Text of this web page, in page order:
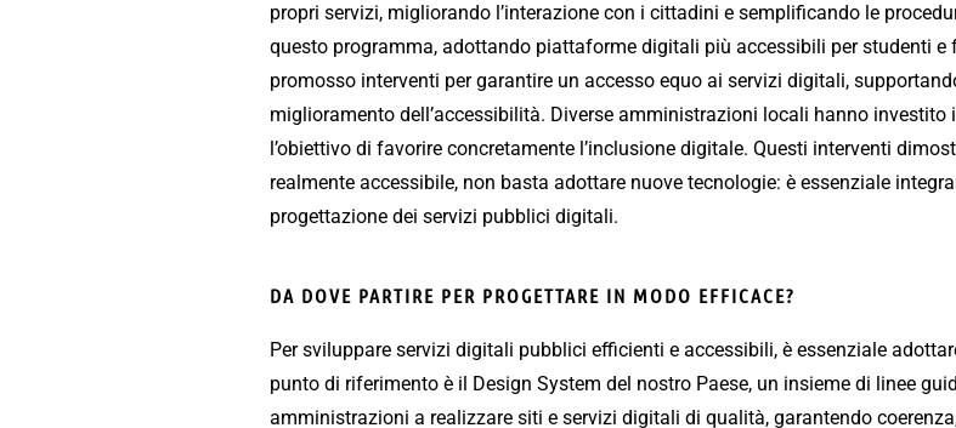
propri servizi, migliorando l’interazione con i cittadini e semplificando le
questo programma, adottando piattaforme digitali più accessibili per studenti e
promosso interventi per garantire un accesso equo ai servizi digitali,
miglioramento dell’accessibilità. Diverse amministrazioni locali hanno
l’obiettivo di favorire concretamente l’inclusione digitale. Questi interventi
realmente accessibile, non basta adottare nuove tecnologie: è essenziale
progettazione dei servizi pubblici digitali.
DA DOVE PARTIRE PER PROGETTARE IN MODO EFFICACE?
Per sviluppare servizi digitali pubblici efficienti e accessibili, è essenziale
punto di riferimento è il Design System del nostro Paese, un insieme di linee
amministrazioni a realizzare siti e servizi digitali di qualità, garantendo